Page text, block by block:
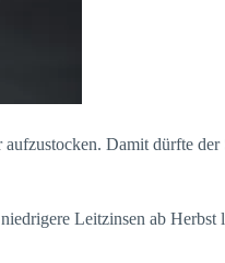
Damit dürfte
Leitzinsen ab